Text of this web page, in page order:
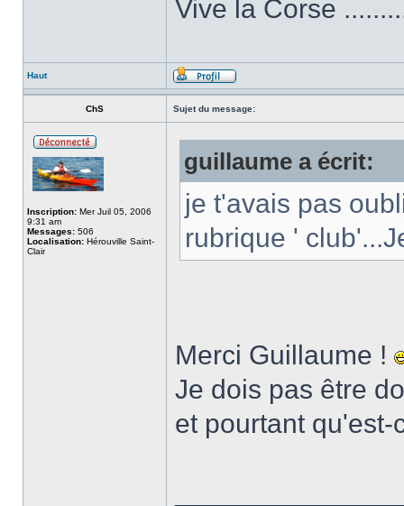
Vive la Corse
Haut
ChS Sujet du message:
Inscription: Mer Juil 05, 2006
9:31 am
Messages: 506
Localisation: Hérouville Saint-
Clair
guillaume a écrit:
je t'avais pas
rubrique '
Merci Guillaume !
Je dois pas être
et pourtant